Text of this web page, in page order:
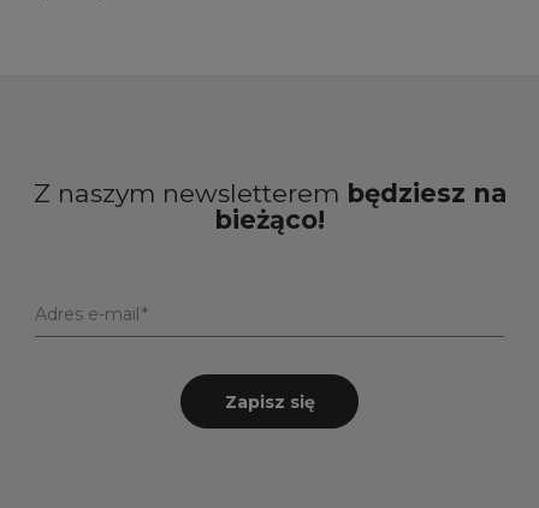
Z naszym newsletterem będziesz na
bieżąco!
Adres e-mail
Zapisz się